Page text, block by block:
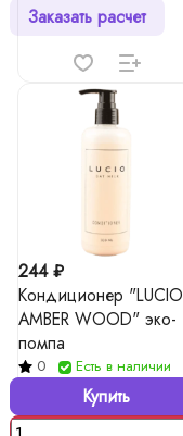
Заказать расчет
244 ₽
Кондиционер "LUCIO
AMBER WOOD" эко-
помпа
0 Есть в наличии
Купить